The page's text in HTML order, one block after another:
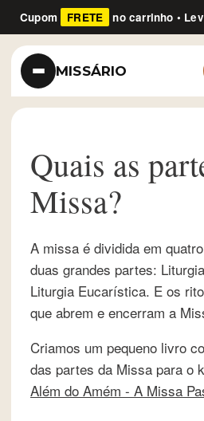
Cupom FRETE no carrinho •
MISSÁRIO
Quais as
Missa?
A missa é dividida em
duas grandes partes:
Liturgia Eucarística. E os
que abrem e encerram a
Criamos um pequeno livro
das partes da Missa para o
Além do Amém - A Missa